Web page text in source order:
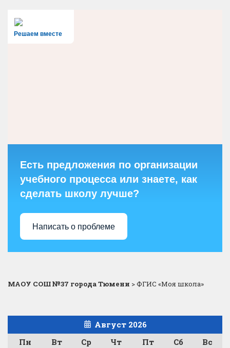
Решаем вместе
Есть предложения по организации
учебного процесса или знаете, как
сделать школу лучше?
Написать о проблеме
МАОУ СОШ №37 города Тюмени >ФГИС «Моя школа»
Август 2026
Пн
Вт Ср Чт Пт Сб
Вс